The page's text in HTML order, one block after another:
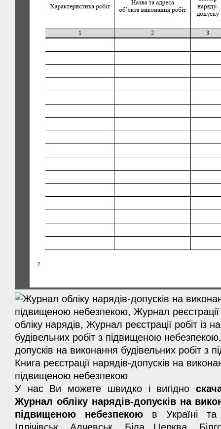
У нас Ви можете швидко і вигідно
Журнал обліку нарядів-допусків на
підвищеною небезпекою в Україні та